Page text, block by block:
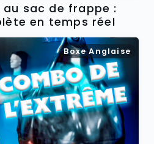
sac de frappe :
en temps réel
Boxe Anglaise